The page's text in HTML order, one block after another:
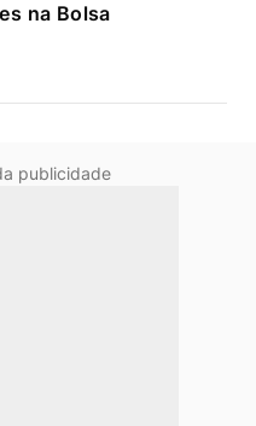
na Bolsa
publicidade